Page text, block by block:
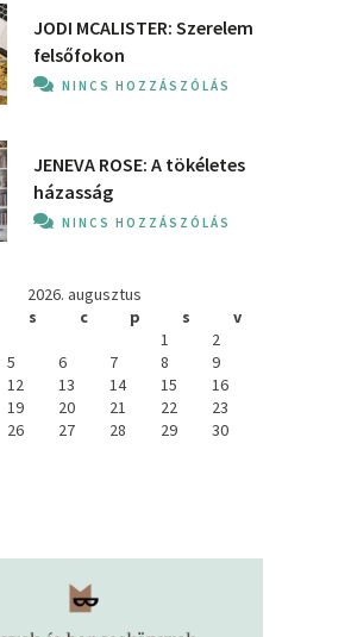
JODI MCALISTER: Szerelem
felsőfokon
NINCS HOZZÁSZÓLÁS
JENEVA ROSE: A ​tökéletes
házasság
NINCS HOZZÁSZÓLÁS
2026. augusztus
s c p s
v
1
2
5 6 7 8
9
12 13 14 15
16
19 20 21 22
23
26 27 28 29
30